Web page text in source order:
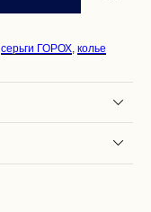
серьги ГОРОХ колье